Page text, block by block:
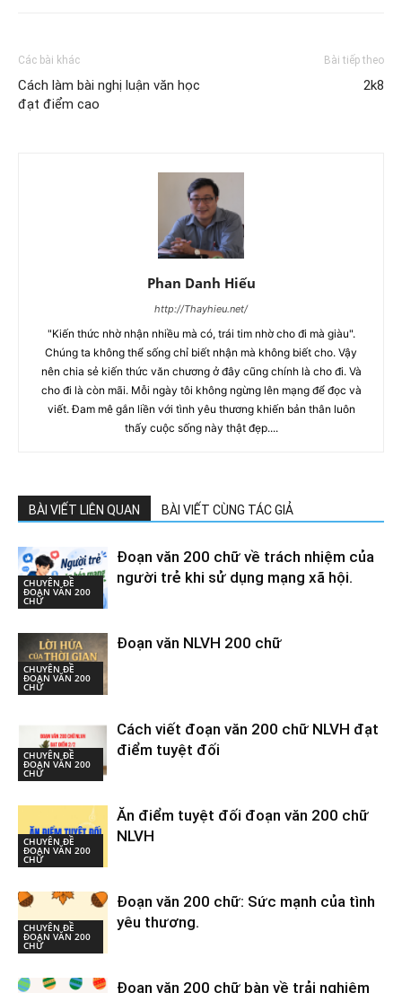
Các bài khác
Cách làm bài nghị luận văn học
đạt điểm cao
Bài tiếp theo
2k8
Phan Danh Hiếu
http://Thayhieu.net/
"Kiến thức nhờ nhận nhiều mà có, trái tim nhờ cho đi mà giàu".
Chúng ta không thể sống chỉ biết nhận mà không biết cho. Vậy
nên chia sẻ kiến thức văn chương ở đây cũng chính là cho đi. Và
cho đi là còn mãi. Mỗi ngày tôi không ngừng lên mạng để đọc và
viết. Đam mê gắn liền với tình yêu thương khiến bản thân luôn
thấy cuộc sống này thật đẹp....
BÀI VIẾT LIÊN QUAN BÀI VIẾT CÙNG TÁC GIẢ
CHUYÊN ĐỀ
ĐOẠN VĂN 200
CHỮ
Đoạn văn 200 chữ về trách nhiệm của
người trẻ khi sử dụng mạng xã hội.
CHUYÊN ĐỀ
ĐOẠN VĂN 200
CHỮ
Đoạn văn NLVH 200 chữ
CHUYÊN ĐỀ
ĐOẠN VĂN 200
CHỮ
Cách viết đoạn văn 200 chữ NLVH đạt
điểm tuyệt đối
CHUYÊN ĐỀ
ĐOẠN VĂN 200
CHỮ
Ăn điểm tuyệt đối đoạn văn 200 chữ
NLVH
CHUYÊN ĐỀ
ĐOẠN VĂN 200
CHỮ
Đoạn văn 200 chữ: Sức mạnh của tình
yêu thương.
Đoạn văn 200 chữ bàn về trải nghiệm